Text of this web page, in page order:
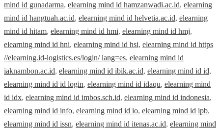
mind id gunadarma, elearning mind id hamzanwadi.ac.id, elearning
mind id hangtuah.ac.id, elearning mind id helvetia.ac.id, elearning
mind id hitam, elearning mind id hmi, elearning mind id hmj,
elearning mind id hni, elearning mind id hsi, elearning mind id https
//elearning.id-logistics.es/login/ lang=es, elearning mind id
iaknambon.ac.id, elearning mind id ibik.ac.id, elearning mind id id,
elearning mind id id login, elearning mind id idaqu, elearning mind
id idx, elearning mind id imbos.sch.id, elearning mind id indonesia,
elearning mind id info, elearning mind id io, elearning mind id ipb,
elearning mind id issn, elearning mind id itenas.ac.id, elearning mind